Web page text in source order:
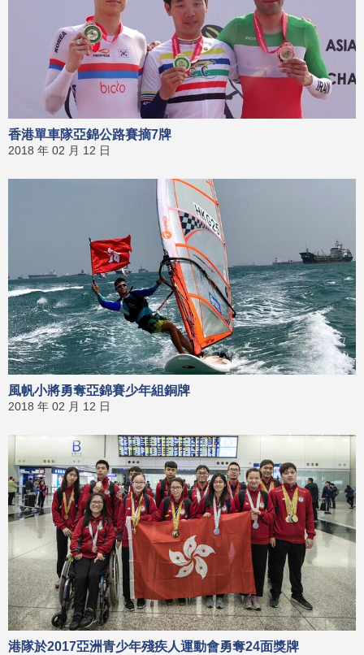
香港單車隊亞錦公路賽摘7牌
2018 年 02 月 12 日
風帆小將勇奪亞錦賽少年組銅牌
2018 年 02 月 12 日
港隊於2017亞洲青少年殘疾人運動會勇奪24面獎牌